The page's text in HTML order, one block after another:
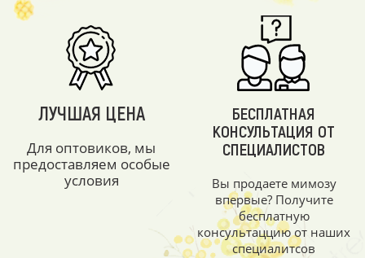
ЛУЧШАЯ ЦЕНА
Для оптовиков, мы
предоставляем особые
условия
БЕСПЛАТНАЯ
КОНСУЛЬТАЦИЯ ОТ
СПЕЦИАЛИСТОВ
Вы продаете мимозу
впервые? Получите
бесплатную
консультаццию от наших
специалитсов